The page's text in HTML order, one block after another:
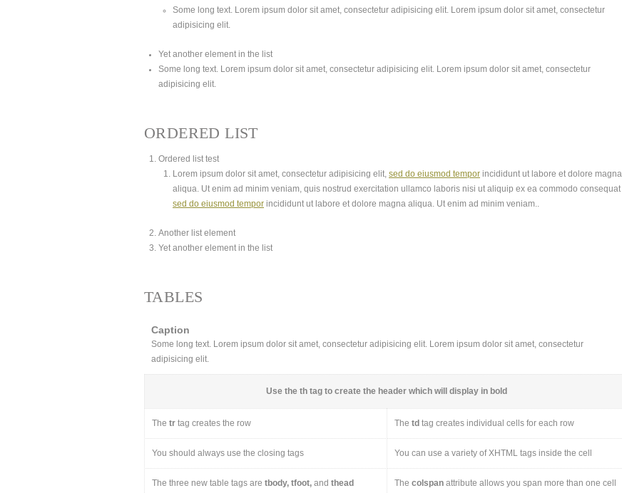
Some long text. Lorem ipsum dolor sit amet, consectetur adipisicing elit. Lorem ipsum dolor sit amet, consectetur
adipisicing elit.
Yet another element in the list
Some long text. Lorem ipsum dolor sit amet, consectetur adipisicing elit. Lorem ipsum dolor sit amet, consectetur
adipisicing elit.
ORDERED LIST
Ordered list test
Lorem ipsum dolor sit amet, consectetur adipisicing elit, sed do eiusmod tempor incididunt ut labore et dolore magna
aliqua. Ut enim ad minim veniam, quis nostrud exercitation ullamco laboris nisi ut aliquip ex ea commodo consequat
sed do eiusmod tempor incididunt ut labore et dolore magna aliqua. Ut enim ad minim veniam..
Another list element
Yet another element in the list
TABLES
Caption
Some long text. Lorem ipsum dolor sit amet, consectetur adipisicing elit. Lorem ipsum dolor sit amet, consectetur
adipisicing elit.
Use the th tag to create the header which will display in bold
The tr tag creates the row The td tag creates individual cells for each row
You should always use the closing tags You can use a variety of XHTML tags inside the cell
The three new table tags are tbody, tfoot, and thead The colspan attribute allows you span more than one cell